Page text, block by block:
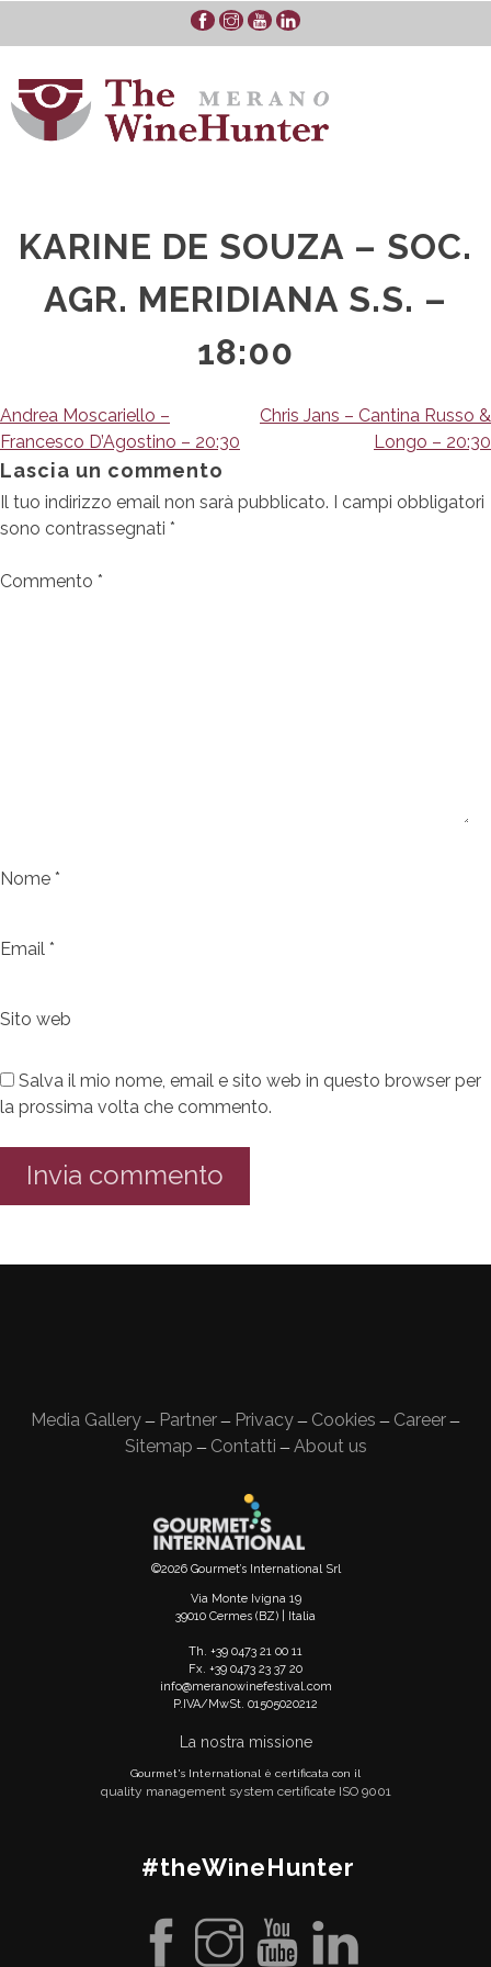
KARINE DE SOUZA – SOC.
AGR. MERIDIANA S.S. –
18:00
Navigazione
articoli
Andrea Moscariello –
Francesco D’Agostino – 20:30
Chris Jans – Cantina Russo &
Longo – 20:30
Lascia un commento
Il tuo indirizzo email non sarà pubblicato. I campi obbligatori
sono contrassegnati *
Commento *
Nome *
Email *
Sito web
Salva il mio nome, email e sito web in questo browser per
la prossima volta che commento.
Media Gallery — Partner — Privacy — Cookies — Career —
Sitemap — Contatti — About us
©2026 Gourmet’s International Srl
Via Monte Ivigna 19
39010 Cermes (BZ) | Italia
Th. +39 0473 21 00 11
Fx. +39 0473 23 37 20
info@meranowinefestival.com
P.IVA/MwSt. 01505020212
La nostra missione
Gourmet's International è certificata con il
quality management system certificate ISO 9001
#theWineHunter